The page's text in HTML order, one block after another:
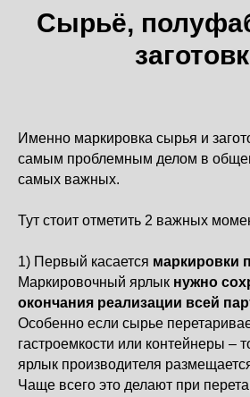
Сырьё,
Именно маркировка сырья и
самым проблемным делом в
самых важных.
Тут стоит отметить 2 важных
1) Первый касается маркировки
Маркировочный ярлык нужно
окончания реализации всей
Особенно если сырье
гастроемкости или контейнеры –
ярлык производителя
Чаще всего это делают при